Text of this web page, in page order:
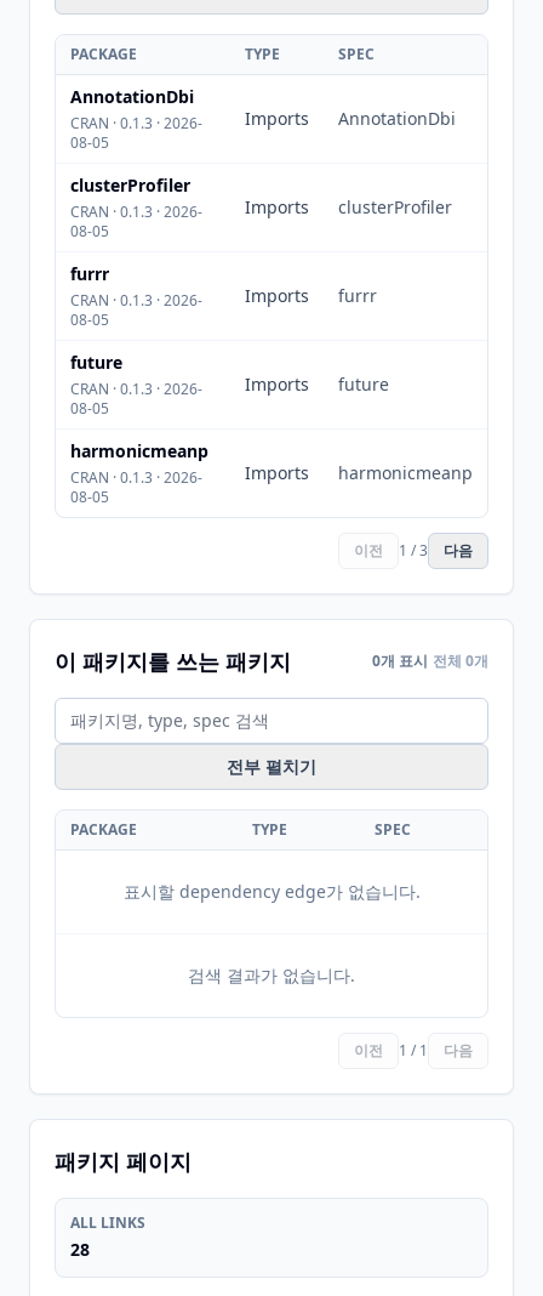
PACKAGE TYPE SPEC
AnnotationDbi
CRAN · 0.1.3 · 2026-
08-05
Imports AnnotationDbi
clusterProfiler
CRAN · 0.1.3 · 2026-
08-05
Imports clusterProfiler
furrr
CRAN · 0.1.3 · 2026-
08-05
Imports furrr
future
CRAN · 0.1.3 · 2026-
08-05
Imports future
harmonicmeanp
CRAN · 0.1.3 · 2026-
08-05
Imports harmonicmeanp
이전 1 / 3 다음
이 패키지를 쓰는 패키지 0개 표시 전체 0개
전부 펼치기
PACKAGE TYPE SPEC
표시할 dependency edge가 없습니다.
검색 결과가 없습니다.
이전 1 / 1 다음
패키지 페이지
ALL LINKS
28